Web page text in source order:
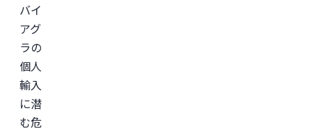
バイ
アグ
ラの
個人
輸入
に潜
む危